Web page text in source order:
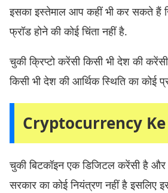
इसका इस्तेमाल आप कहीं भी कर सकते
फ्रॉड होने की कोई चिंता नहीं है.
चुकी क्रिप्टो करेंसी किसी भी देश की
किसी भी देश की आर्थिक स्थिति का कोई
Cryptocurrency
चुकी बिटकॉइन एक डिजिटल करेंसी है और
सरकार का कोई नियंत्रण नहीं है इसलिए